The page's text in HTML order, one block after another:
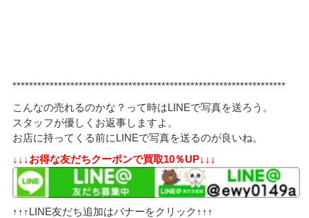
******************************************************************
こんなの売れるのかな？って時はLINEで写真を送ろう。
スタッフが優しくお返事しますよ。
お店に持ってくる前にLINEで写真を送るのが良いね。
↓↓↓お得な友だちクーポンで買取10％UP↓↓↓
↑↑↑LINE友だち追加はバナーをクリック↑↑↑